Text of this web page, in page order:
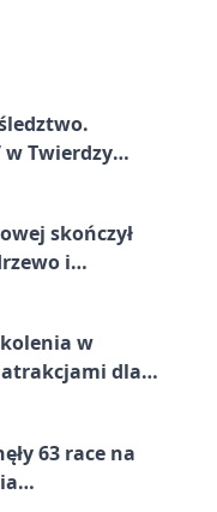
w Twierdzy
skończył
i
w
dla
63 race na